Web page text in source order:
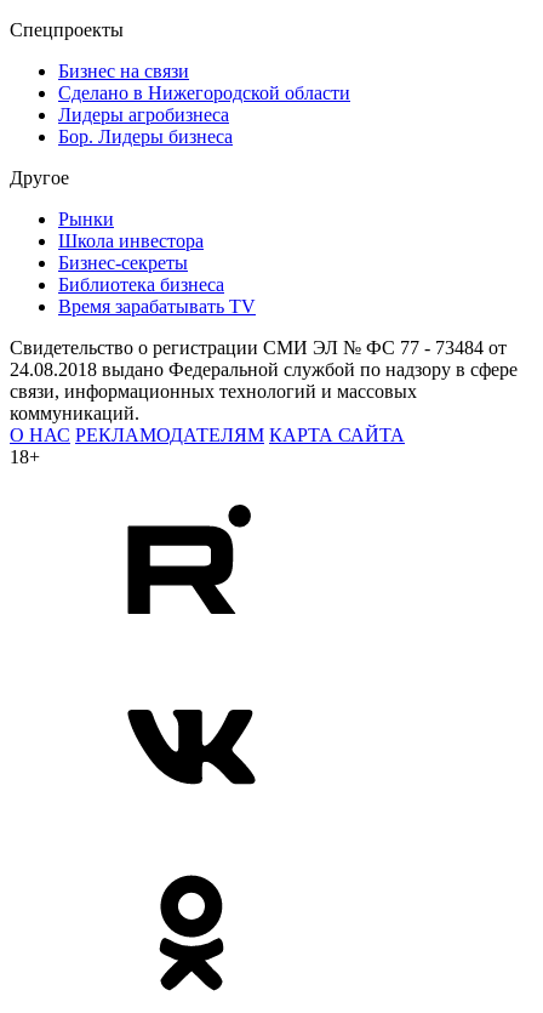
Спецпроекты
Бизнес на связи
Сделано в Нижегородской области
Лидеры агробизнеса
Бор. Лидеры бизнеса
Другое
Рынки
Школа инвестора
Бизнес-секреты
Библиотека бизнеса
Время зарабатывать TV
Свидетельство о регистрации СМИ ЭЛ № ФС 77 - 73484 от
24.08.2018 выдано Федеральной службой по надзору в сфере
связи, информационных технологий и массовых
коммуникаций.
О НАС РЕКЛАМОДАТЕЛЯМ КАРТА САЙТА
18+